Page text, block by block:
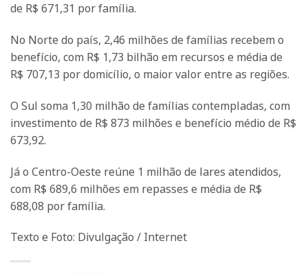
de R$ 671,31 por família.
No Norte do país, 2,46 milhões de famílias recebem o
benefício, com R$ 1,73 bilhão em recursos e média de
R$ 707,13 por domicílio, o maior valor entre as regiões.
O Sul soma 1,30 milhão de famílias contempladas, com
investimento de R$ 873 milhões e benefício médio de R$
673,92.
Já o Centro-Oeste reúne 1 milhão de lares atendidos,
com R$ 689,6 milhões em repasses e média de R$
688,08 por família.
Texto e Foto: Divulgação / Internet